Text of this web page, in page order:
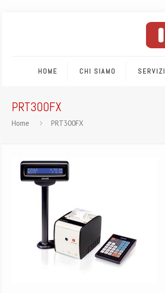
HOME CHI SIAMO SERVIZI
PRT300FX
Home PRT300FX